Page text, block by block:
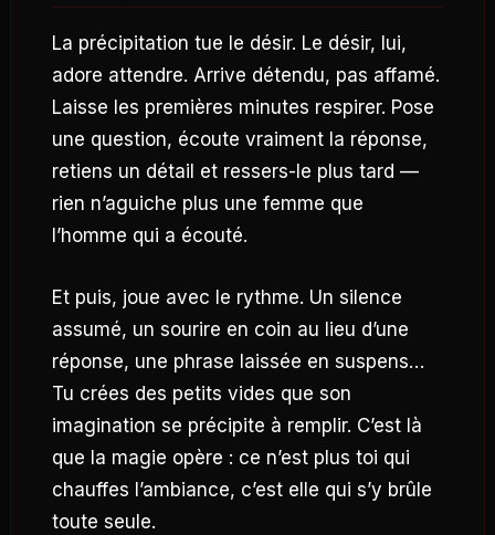
La précipitation tue le désir. Le désir, lui,
adore attendre. Arrive détendu, pas affamé.
Laisse les premières minutes respirer. Pose
une question, écoute vraiment la réponse,
retiens un détail et ressers-le plus tard —
rien n’aguiche plus une femme que
l’homme qui a écouté.
Et puis, joue avec le rythme. Un silence
assumé, un sourire en coin au lieu d’une
réponse, une phrase laissée en suspens…
Tu crées des petits vides que son
imagination se précipite à remplir. C’est là
que la magie opère : ce n’est plus toi qui
chauffes l’ambiance, c’est elle qui s’y brûle
toute seule.